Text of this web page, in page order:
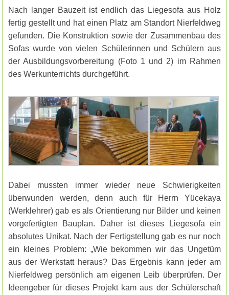
Nach langer Bauzeit ist endlich das Liegesofa aus Holz
fertig gestellt und hat einen Platz am Standort Nierfeldweg
gefunden. Die Konstruktion sowie der Zusammenbau des
Sofas wurde von vielen Schülerinnen und Schülern aus
der Ausbildungsvorbereitung (Foto 1 und 2) im Rahmen
des Werkunterrichts durchgeführt.
Dabei mussten immer wieder neue Schwierigkeiten
überwunden werden, denn auch für Herrn Yücekaya
(Werklehrer) gab es als Orientierung nur Bilder und keinen
vorgefertigten Bauplan. Daher ist dieses Liegesofa ein
absolutes Unikat. Nach der Fertigstellung gab es nur noch
ein kleines Problem: „Wie bekommen wir das Ungetüm
aus der Werkstatt heraus? Das Ergebnis kann jeder am
Nierfeldweg persönlich am eigenen Leib überprüfen. Der
Ideengeber für dieses Projekt kam aus der Schülerschaft